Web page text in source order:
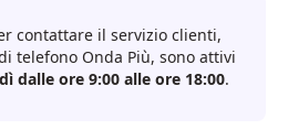
contattare il servizio clienti,
telefono Onda Più, sono attivi
dalle ore 9:00 alle ore 18:00.